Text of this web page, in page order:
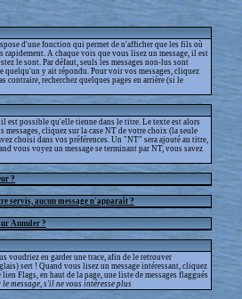
d'une fonction qui permet de n'afficher que les fils où
rapidement. A chaque vois que vous lisez un message, il est
le sont. Par défaut, seuls les messages non-lus sont
quelqu'un y ait répondu. Pour voir vos messages, cliquez
contraire, recherchez quelques pages en arrière (si le
il est possible qu'elle tienne dans le titre. Le texte est alors
messages, cliquez sur la case NT de votre choix (la seule
choisi dans vos préférences. Un "NT" sera ajouté au titre,
vous voyez un message se terminant par NT, vous savez
?
servis, aucun message n'apparaît ?
Annuler ?
voudriez en garder une trace, afin de le retrouver
sert ! Quand vous lisez un message intéressant, cliquez
Flags, en haut de la page, une liste de messages flaggués
le message, s'il ne vous intéresse plus